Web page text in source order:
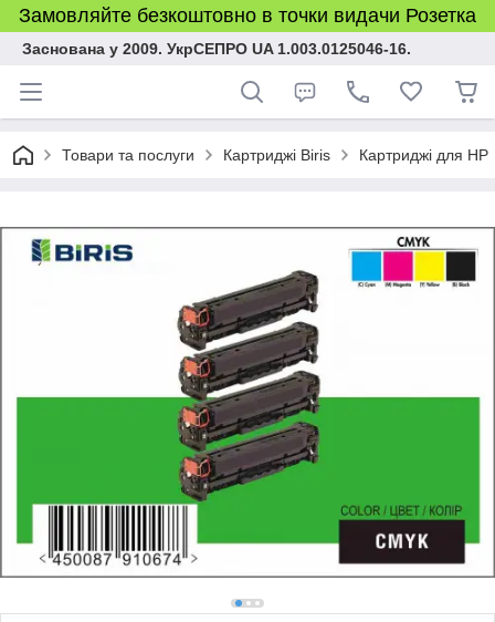
Замовляйте безкоштовно в точки видачи Розетка
Заснована у 2009. УкрСЕПРО UA 1.003.0125046-16.
Товари та послуги Картриджі Biris Картриджі для HP